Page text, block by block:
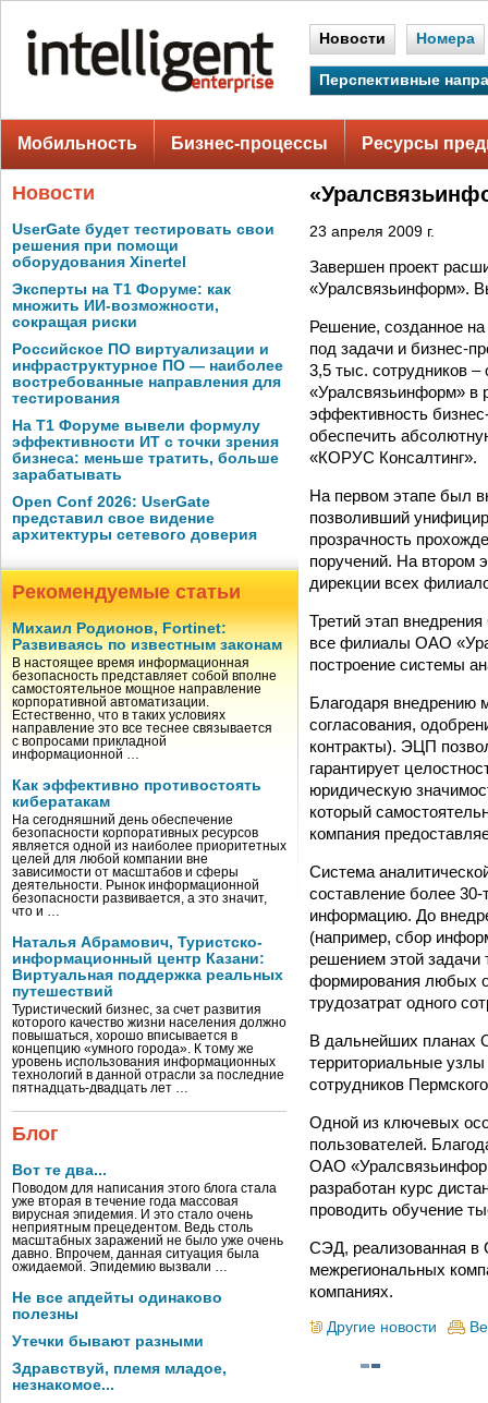
Новости Номера
Перспективные
Мобильность Бизнес-процессы Ресурсы
Новости
UserGate будет тестировать свои
решения при помощи
оборудования Xinertel
Эксперты на Т1 Форуме: как
множить ИИ-возможности,
сокращая риски
Российское ПО виртуализации и
инфраструктурное ПО — наиболее
востребованные направления для
тестирования
На Т1 Форуме вывели формулу
эффективности ИТ с точки зрения
бизнеса: меньше тратить, больше
зарабатывать
Open Conf 2026: UserGate
представил свое видение
архитектуры сетевого доверия
Рекомендуемые статьи
Михаил Родионов, Fortinet:
Развиваясь по известным законам
В настоящее время информационная
безопасность представляет собой вполне
самостоятельное мощное направление
корпоративной автоматизации.
Естественно, что в таких условиях
направление это все теснее связывается
с вопросами прикладной
информационной …
Как эффективно противостоять
кибератакам
На сегодняшний день обеспечение
безопасности корпоративных ресурсов
является одной из наиболее приоритетных
целей для любой компании вне
зависимости от масштабов и сферы
деятельности. Рынок информационной
безопасности развивается, а это значит,
что и …
Наталья Абрамович, Туристско-
информационный центр Казани:
Виртуальная поддержка реальных
путешествий
Туристический бизнес, за счет развития
которого качество жизни населения должно
повышаться, хорошо вписывается в
концепцию «умного города». К тому же
уровень использования информационных
технологий в данной отрасли за последние
пятнадцать-двадцать лет …
Блог
Вот те два...
Поводом для написания этого блога стала
уже вторая в течение года массовая
вирусная эпидемия. И это стало очень
неприятным прецедентом. Ведь столь
масштабных заражений не было уже очень
давно. Впрочем, данная ситуация была
ожидаемой. Эпидемию вызвали …
Не все апдейты одинаково
полезны
Утечки бывают разными
Здравствуй, племя младое,
незнакомое...
23 апреля 2009 г.
Завершен проект
«Уралсвязьинформ».
Решение, созданное
под задачи и бизнес-
3,5 тыс. сотрудников
«Уралсвязьинформ» в
эффективность
обеспечить
«КОРУС Консалтинг».
На первом этапе был
позволивший
прозрачность
поручений. На втором
дирекции всех
Третий этап
все филиалы ОАО
построение системы
Благодаря внедрению
согласования,
контракты). ЭЦП
гарантирует
юридическую
который
компания
Cистема
составление более
информацию. До
(например, сбор
решением этой задачи
формирования любых
трудозатрат одного
В дальнейших планах
территориальные
сотрудников
Одной из ключевых
пользователей.
ОАО
разработан курс
проводить обучение
СЭД, реализованная в
межрегиональных
компаниях.
Другие новости